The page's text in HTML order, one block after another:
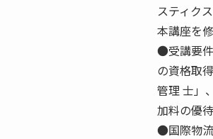
スティク
本講座を
●受講要
の資格取
管理 士」
加料の優
●国際物